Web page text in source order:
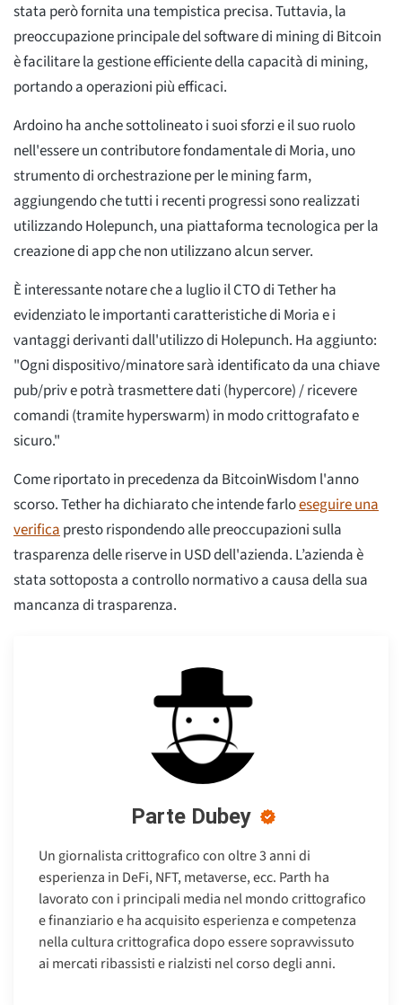
stata però fornita una tempistica precisa. Tuttavia, la
preoccupazione principale del software di mining di Bitcoin
è facilitare la gestione efficiente della capacità di mining,
portando a operazioni più efficaci.
Ardoino ha anche sottolineato i suoi sforzi e il suo ruolo
nell'essere un contributore fondamentale di Moria, uno
strumento di orchestrazione per le mining farm,
aggiungendo che tutti i recenti progressi sono realizzati
utilizzando Holepunch, una piattaforma tecnologica per la
creazione di app che non utilizzano alcun server.
È interessante notare che a luglio il CTO di Tether ha
evidenziato le importanti caratteristiche di Moria e i
vantaggi derivanti dall'utilizzo di Holepunch. Ha aggiunto:
"Ogni dispositivo/minatore sarà identificato da una chiave
pub/priv e potrà trasmettere dati (hypercore) / ricevere
comandi (tramite hyperswarm) in modo crittografato e
sicuro."
Come riportato in precedenza da BitcoinWisdom l'anno
scorso. Tether ha dichiarato che intende farloeseguire una
verificapresto rispondendo alle preoccupazioni sulla
trasparenza delle riserve in USD dell'azienda. L’azienda è
stata sottoposta a controllo normativo a causa della sua
mancanza di trasparenza.
Parte Dubey
Un giornalista crittografico con oltre 3 anni di
esperienza in DeFi, NFT, metaverse, ecc. Parth ha
lavorato con i principali media nel mondo crittografico
e finanziario e ha acquisito esperienza e competenza
nella cultura crittografica dopo essere sopravvissuto
ai mercati ribassisti e rialzisti nel corso degli anni.